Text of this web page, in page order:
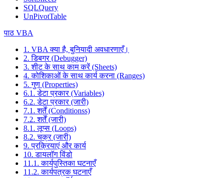
SQLQuery
UnPivotTable
पाठ VBA
1. VBA क्या है, बुनियादी अवधारणाएँ।
2. डिबगर (Debugger)
3. शीट के साथ काम करें (Sheets)
4. कोशिकाओं के साथ कार्य करना (Ranges)
5. गुण (Properties)
6.1. डेटा प्रकार (Variables)
6.2. डेटा प्रकार (जारी)
7.1. शर्तें (Conditionss)
7.2. शर्तें (जारी)
8.1. लूप्स (Loops)
8.2. चक्र (जारी)
9. प्रक्रियाएं और कार्य
10. डायलॉग विंडो
11.1. कार्यपुस्तिका घटनाएँ
11.2. कार्यपत्रक घटनाएँ